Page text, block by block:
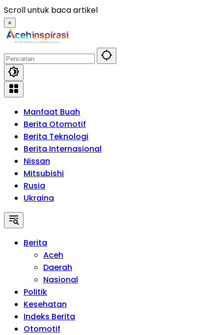
Langsung
ke
konten
Scroll untuk baca artikel
×
Manfaat Buah
Berita Otomotif
Berita Teknologi
Berita Internasional
Nissan
Mitsubishi
Rusia
Ukraina
Berita
Aceh
Daerah
Nasional
Politik
Kesehatan
Indeks Berita
Otomotif